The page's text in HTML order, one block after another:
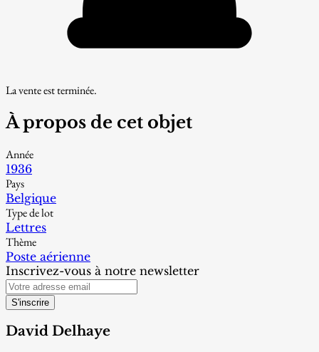
La vente est terminée.
À propos de cet objet
Année
1936
Pays
Belgique
Type de lot
Lettres
Thème
Poste aérienne
Inscrivez-vous à notre newsletter
S'inscrire
David Delhaye